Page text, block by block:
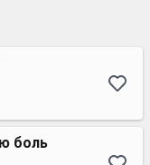
боль